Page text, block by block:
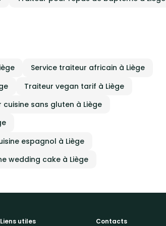
Service traiteur africain à Liège
Traiteur vegan tarif à Liège
cuisine sans gluten à Liège
espagnol à Liège
wedding cake à Liège
Liens utiles Contacts